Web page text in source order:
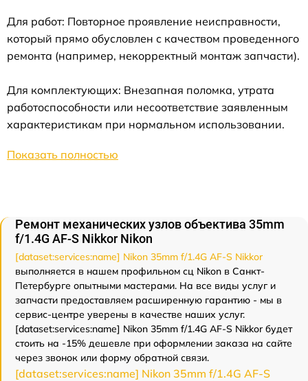
Для работ: Повторное проявление неисправности,
который прямо обусловлен с качеством проведенного
ремонта (например, некорректный монтаж запчасти).
Для комплектующих: Внезапная поломка, утрата
работоспособности или несоответствие заявленным
характеристикам при нормальном использовании.
Показать полностью
Ремонт механических узлов объектива 35mm
f/1.4G AF-S Nikkor Nikon
[dataset:services:name] Nikon 35mm f/1.4G AF-S Nikkor
выполняется в нашем профильном сц Nikon в Санкт-
Петербурге опытными мастерами. На все виды услуг и
запчасти предоставляем расширенную гарантию - мы в
сервис-центре уверены в качестве наших услуг.
[dataset:services:name] Nikon 35mm f/1.4G AF-S Nikkor будет
стоить на -15% дешевле при оформлении заказа на сайте
через звонок или форму обратной связи.
[dataset:services:name] Nikon 35mm f/1.4G AF-S